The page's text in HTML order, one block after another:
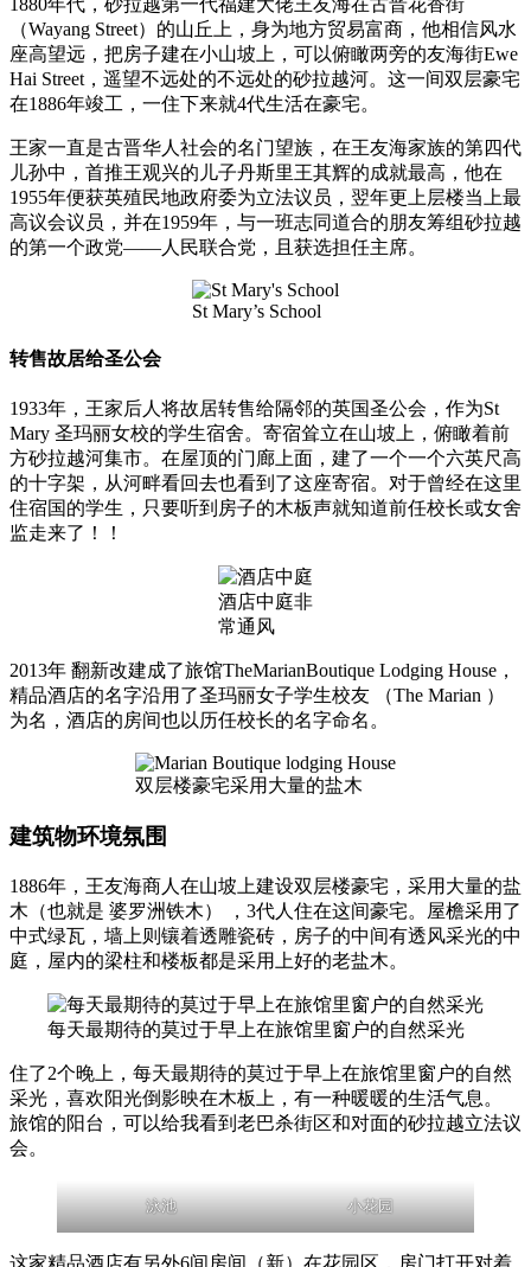
（Wayang Street）的山丘上，身为地方贸易富商，他相信风水
座高望远，把房子建在小山坡上，可以俯瞰两旁的友海街Ewe
Hai Street，遥望不远处的不远处的砂拉越河。这一间双层豪宅
在1886年竣工，一住下来就4代生活在豪宅。
王家一直是古晋华人社会的名门望族，在王友海家族的第四代
儿孙中，首推王观兴的儿子丹斯里王其辉的成就最高，他在
1955年便获英殖民地政府委为立法议员，翌年更上层楼当上最
高议会议员，并在1959年，与一班志同道合的朋友筹组砂拉越
的第一个政党——人民联合党，且获选担任主席。
St Mary’s School
转售故居给圣公会
1933年，王家后人将故居转售给隔邻的英国圣公会，作为St
Mary 圣玛丽女校的学生宿舍。寄宿耸立在山坡上，俯瞰着前
方砂拉越河集市。在屋顶的门廊上面，建了一个一个六英尺高
的十字架，从河畔看回去也看到了这座寄宿。对于曾经在这里
住宿国的学生，只要听到房子的木板声就知道前任校长或女舍
监走来了！！
酒店中庭非
常通风
2013年 翻新改建成了旅馆TheMarianBoutique Lodging House，
精品酒店的名字沿用了圣玛丽女子学生校友 （The Marian ）
为名，酒店的房间也以历任校长的名字命名。
双层楼豪宅采用大量的盐木
建筑物环境氛围
1886年，王友海商人在山坡上建设双层楼豪宅，采用大量的盐
木（也就是 婆罗洲铁木） ，3代人住在这间豪宅。屋檐采用了
中式绿瓦，墙上则镶着透雕瓷砖，房子的中间有透风采光的中
庭，屋内的梁柱和楼板都是采用上好的老盐木。
每天最期待的莫过于早上在旅馆里窗户的自然采光
住了2个晚上，每天最期待的莫过于早上在旅馆里窗户的自然
采光，喜欢阳光倒影映在木板上，有一种暖暖的生活气息。
旅馆的阳台，可以给我看到老巴杀街区和对面的砂拉越立法议
会。
泳池 小花园
这家精品酒店有另外6间房间（新）在花园区，房门打开对着